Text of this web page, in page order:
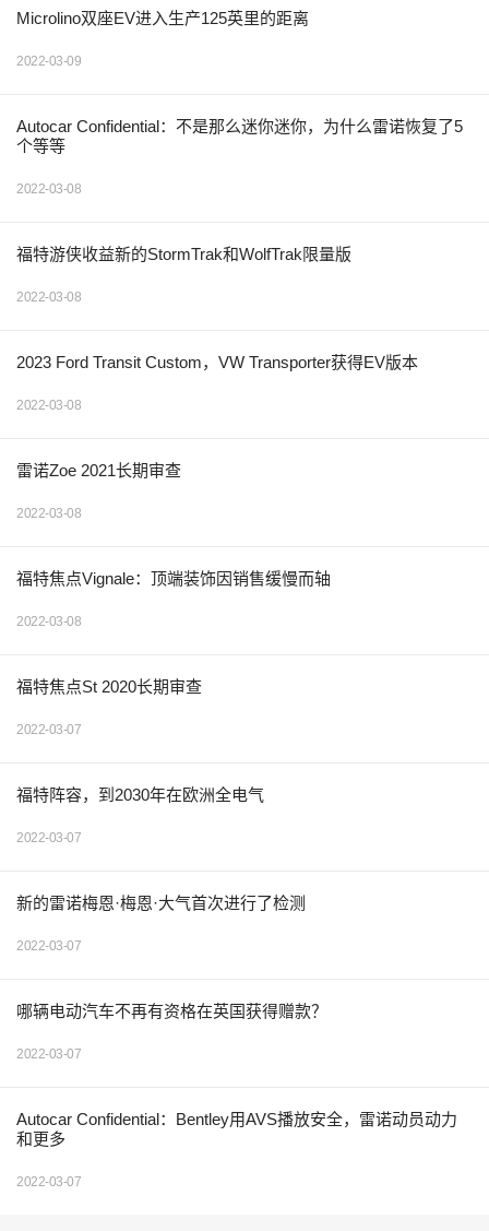
Microlino双座EV进入生产125英里的距离
2022-03-09
Autocar Confidential：不是那么迷你迷你，为什么雷诺恢复了5
个等等
2022-03-08
福特游侠收益新的StormTrak和WolfTrak限量版
2022-03-08
2023 Ford Transit Custom，VW Transporter获得EV版本
2022-03-08
雷诺Zoe 2021长期审查
2022-03-08
福特焦点Vignale：顶端装饰因销售缓慢而轴
2022-03-08
福特焦点St 2020长期审查
2022-03-07
福特阵容，到2030年在欧洲全电气
2022-03-07
新的雷诺梅恩·梅恩·大气首次进行了检测
2022-03-07
哪辆电动汽车不再有资格在英国获得赠款？
2022-03-07
Autocar Confidential：Bentley用AVS播放安全，雷诺动员动力
和更多
2022-03-07